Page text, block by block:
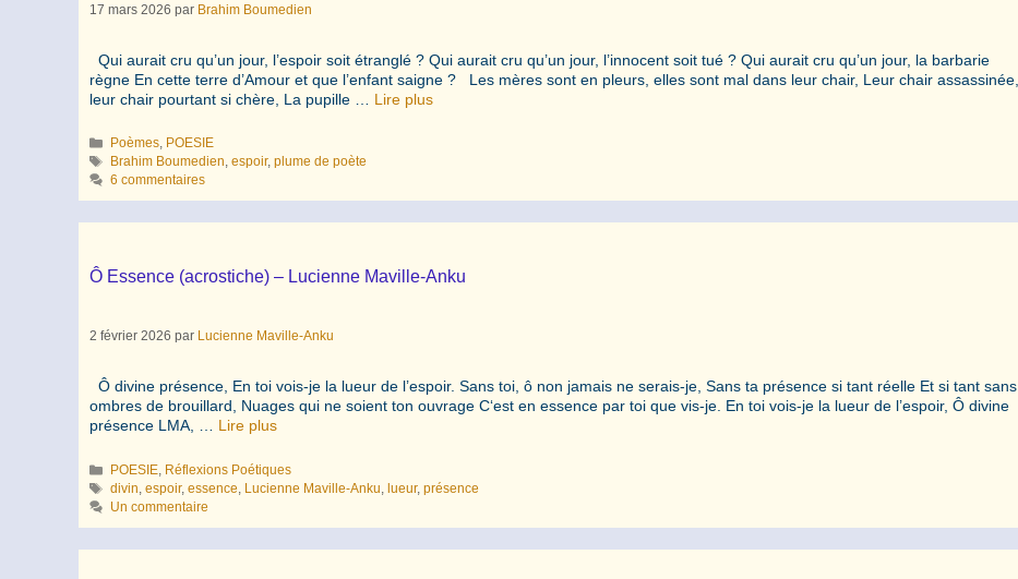
17 mars 2026 par Brahim Boumedien
Qui aurait cru qu’un jour, l’espoir soit étranglé ? Qui aurait cru qu’un jour, l’innocent soit tué ? Qui aurait cru qu’un jour, la barbarie
règne En cette terre d’Amour et que l’enfant saigne ? Les mères sont en pleurs, elles sont mal dans leur chair, Leur chair assassinée,
leur chair pourtant si chère, La pupille … Lire plus
Catégories
Poèmes, POESIE
Étiquettes
Brahim Boumedien,espoir,plume de poète
6 commentaires
Ô Essence (acrostiche) – Lucienne Maville-Anku
2 février 2026 par Lucienne Maville-Anku
Ô divine présence, En toi vois-je la lueur de l’espoir. Sans toi, ô non jamais ne serais-je, Sans ta présence si tant réelle Et si tant sans
ombres de brouillard, Nuages qui ne soient ton ouvrage C‘est en essence par toi que vis-je. En toi vois-je la lueur de l’espoir, Ô divine
présence LMA, … Lire plus
Catégories
POESIE, Réflexions Poétiques
Étiquettes
divin,espoir,essence, Lucienne Maville-Anku, lueur,présence
Un commentaire